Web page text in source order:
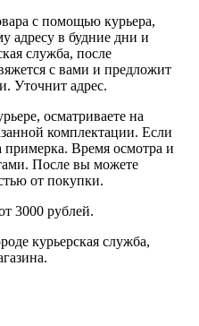
с помощью курьера,
адресу в будние дни и
служба, после
с вами и предложит
Уточнит адрес.
осматриваете на
комплектации. Если
примерка. Время осмотра и
После вы можете
от покупки.
3000 рублей.
курьерская служба,